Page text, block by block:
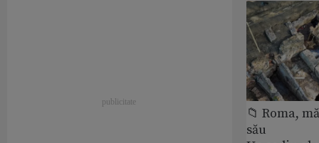
📁 Roma,
său